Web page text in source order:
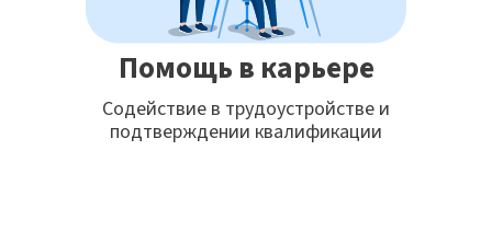
Помощь в карьере
Содействие в трудоустройстве и
подтверждении квалификации